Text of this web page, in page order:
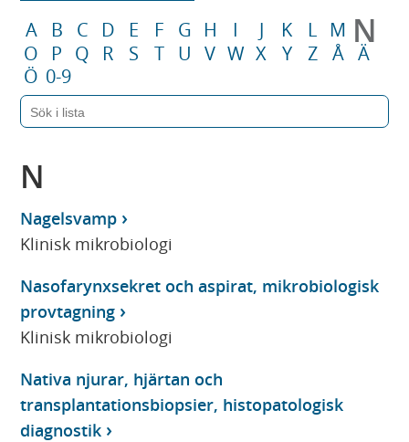
A B C D E F G H I J K L M N
O P Q R S T U V W X Y Z Å Ä
Ö 0-9
N
Nagelsvamp
Klinisk mikrobiologi
Nasofarynxsekret och aspirat, mikrobiologisk
provtagning
Klinisk mikrobiologi
Nativa njurar, hjärtan och
transplantationsbiopsier, histopatologisk
diagnostik